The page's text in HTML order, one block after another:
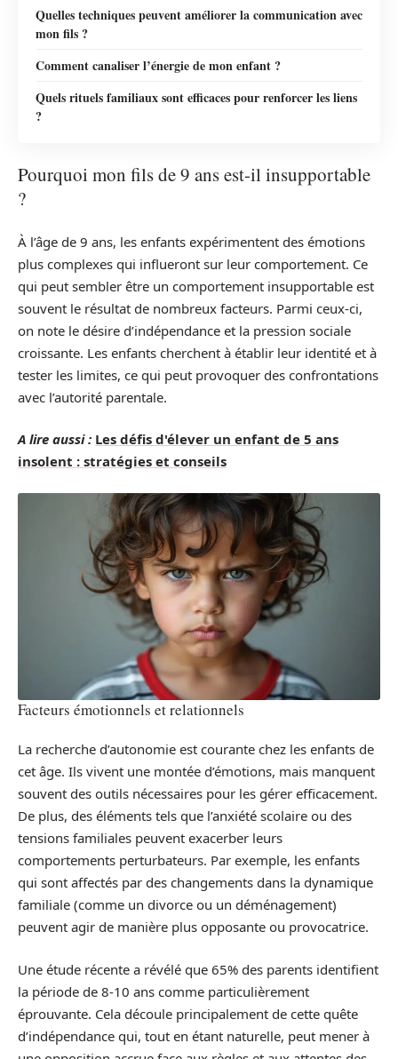
Quelles techniques peuvent améliorer la communication avec
mon fils ?
Comment canaliser l’énergie de mon enfant ?
Quels rituels familiaux sont efficaces pour renforcer les liens
?
Pourquoi mon fils de 9 ans est-il insupportable
?
À l’âge de 9 ans, les enfants expérimentent des émotions
plus complexes qui influeront sur leur comportement. Ce
qui peut sembler être un comportement insupportable est
souvent le résultat de nombreux facteurs. Parmi ceux-ci,
on note le désire d’indépendance et la pression sociale
croissante. Les enfants cherchent à établir leur identité et à
tester les limites, ce qui peut provoquer des confrontations
avec l’autorité parentale.
A lire aussi : Les défis d'élever un enfant de 5 ans
insolent : stratégies et conseils
Facteurs émotionnels et relationnels
La recherche d’autonomie est courante chez les enfants de
cet âge. Ils vivent une montée d’émotions, mais manquent
souvent des outils nécessaires pour les gérer efficacement.
De plus, des éléments tels que l’anxiété scolaire ou des
tensions familiales peuvent exacerber leurs
comportements perturbateurs. Par exemple, les enfants
qui sont affectés par des changements dans la dynamique
familiale (comme un divorce ou un déménagement)
peuvent agir de manière plus opposante ou provocatrice.
Une étude récente a révélé que 65% des parents identifient
la période de 8-10 ans comme particulièrement
éprouvante. Cela découle principalement de cette quête
d’indépendance qui, tout en étant naturelle, peut mener à